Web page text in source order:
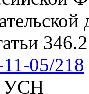
05/218
УСН